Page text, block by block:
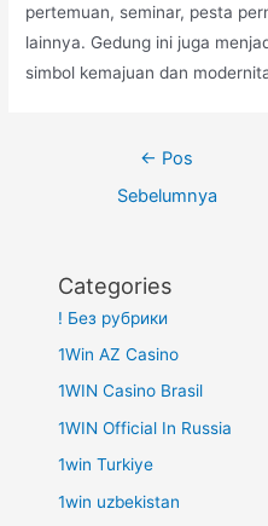
pertemuan, seminar, pesta
lainnya. Gedung ini juga
simbol kemajuan dan
← Pos
Sebelumnya
Categories
! Без рубрики
1Win AZ Casino
1WIN Casino Brasil
1WIN Official In Russia
1win Turkiye
1win uzbekistan